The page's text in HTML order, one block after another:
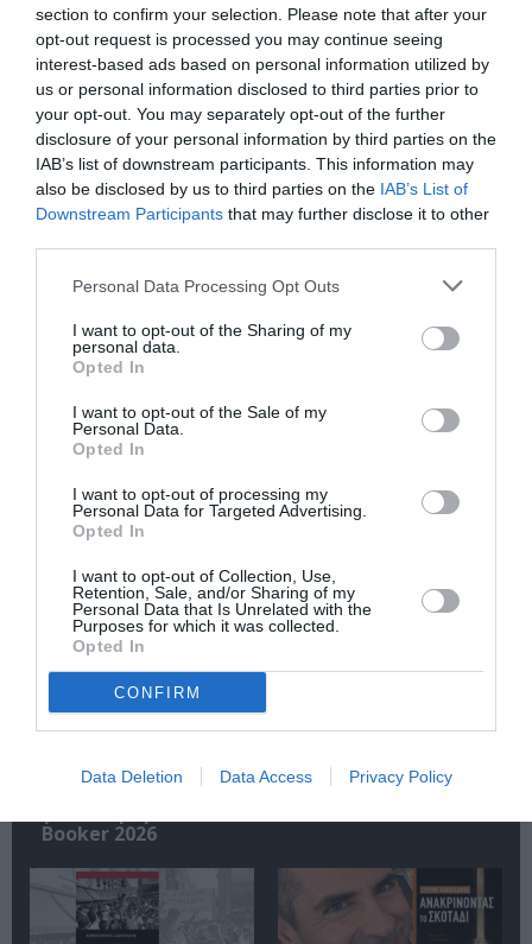
section to confirm your selection. Please note that after your
opt-out request is processed you may continue seeing
interest-based ads based on personal information utilized by
us or personal information disclosed to third parties prior to
your opt-out. You may separately opt-out of the further
disclosure of your personal information by third parties on the
IAB’s list of downstream participants. This information may
also be disclosed by us to third parties on the IAB’s List of
Downstream Participants that may further disclose it to other
Personal Data Processing Opt Outs
I want to opt-out of the Sharing of my
personal data.
Opted In
I want to opt-out of the Sale of my
Personal Data.
Opted In
I want to opt-out of processing my
Personal Data for Targeted Advertising.
Opted In
I want to opt-out of Collection, Use,
Retention, Sale, and/or Sharing of my
Personal Data that Is Unrelated with the
Purposes for which it was collected.
Opted In
CONFIRM
Data Deletion Data Access Privacy Policy
Tags
ΔΗΜΗΤΡΗΣ ΣΤΕΦΑΝΑΚΗΣ
ΔΗΜΗΤΡΗΣ ΦΡΑΓΚΙΟΓΛΟΥ
ΔΙΑΛΕΞΕΙΣ - ΟΜΙΛΙΕΣ
ΕΛΛΗΝΕΣ ΣΥΓΓΡΑΦΕΙΣ
ΞΕΝΟΙ ΣΥΓΓΡΑΦΕΙΣ
ΤΕΣΥ ΜΠΑΙΛΑ ΦΡΑΝΤΣ ΚΑΦΚΑ
Newsletter
Κάθε βδομάδα στο e-mail σας τα τελευταία νέα για
την Τέχνη και τον Πολιτισμό!
Ακολουθήστε το Culturenow.gr
Σχετικά Άρθρα
Η μακρά λίστα με
τις υποψηφιότητες
Booker 2026
Έκθεση Βιβλίου
2026 στο Ναύπλιο